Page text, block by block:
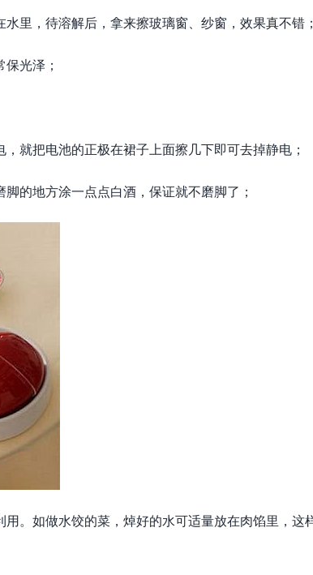
里，待溶解后，拿来擦玻璃窗、纱窗，效果真不错
光泽；
就把电池的正极在裙子上面擦几下即可去掉静电；
的地方涂一点点白酒，保证就不磨脚了；
。如做水饺的菜，焯好的水可适量放在肉馅里，这